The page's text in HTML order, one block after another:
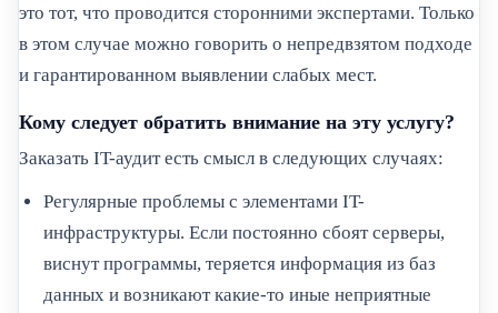
это тот, что проводится сторонними экспертами. Только
в этом случае можно говорить о непредвзятом подходе
и гарантированном выявлении слабых мест.
Кому следует обратить внимание на эту услугу?
Заказать IT-аудит есть смысл в следующих случаях:
Регулярные проблемы с элементами IT-
инфраструктуры. Если постоянно сбоят серверы,
виснут программы, теряется информация из баз
данных и возникают какие-то иные неприятные